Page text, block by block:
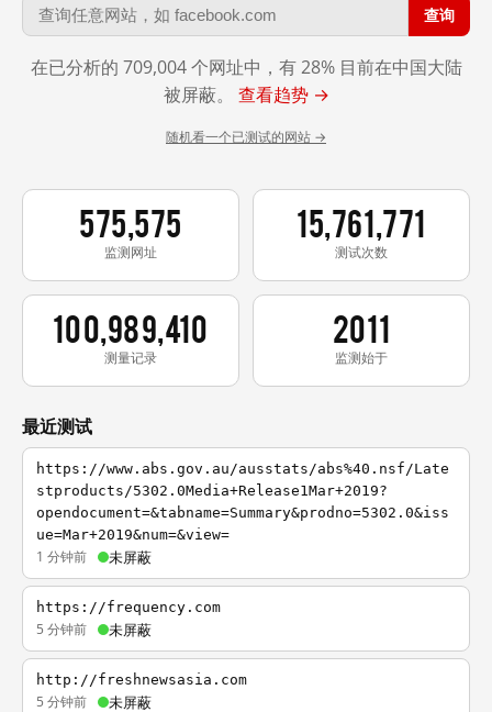
查询
在已分析的 709,004 个网址中，有 28% 目前在中国大陆
被屏蔽。 查看趋势 →
随机看一个已测试的网站 →
575,575
监测网址
15,761,771
测试次数
100,989,410
测量记录
2011
监测始于
最近测试
https://www.abs.gov.au/ausstats/abs%40.nsf/Late
stproducts/5302.0Media+Release1Mar+2019?
opendocument=&tabname=Summary&prodno=5302.0&iss
ue=Mar+2019&num=&view=
1 分钟前 未屏蔽
https://frequency.com
5 分钟前 未屏蔽
http://freshnewsasia.com
5 分钟前 未屏蔽